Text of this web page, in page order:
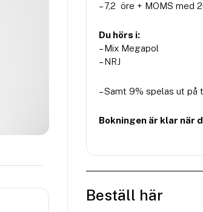
– 7,2 öre + MOMS med
Du hörs i:
– Mix Megapol
– NRJ
– Samt 9% spelas ut på
Bokningen är klar när
Beställ här